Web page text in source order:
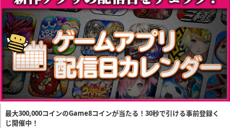
最大300,000コインのGame8コインが当たる！30秒で引ける事前登録く
じ開催中！